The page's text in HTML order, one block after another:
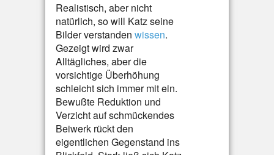
Realistisch, aber nicht
natürlich, so will Katz seine
Bilder verstanden wissen.
Gezeigt wird zwar
Alltägliches, aber die
vorsichtige Überhöhung
schleicht sich immer mit ein.
Bewußte Reduktion und
Verzicht auf schmückendes
Beiwerk rückt den
eigentlichen Gegenstand ins